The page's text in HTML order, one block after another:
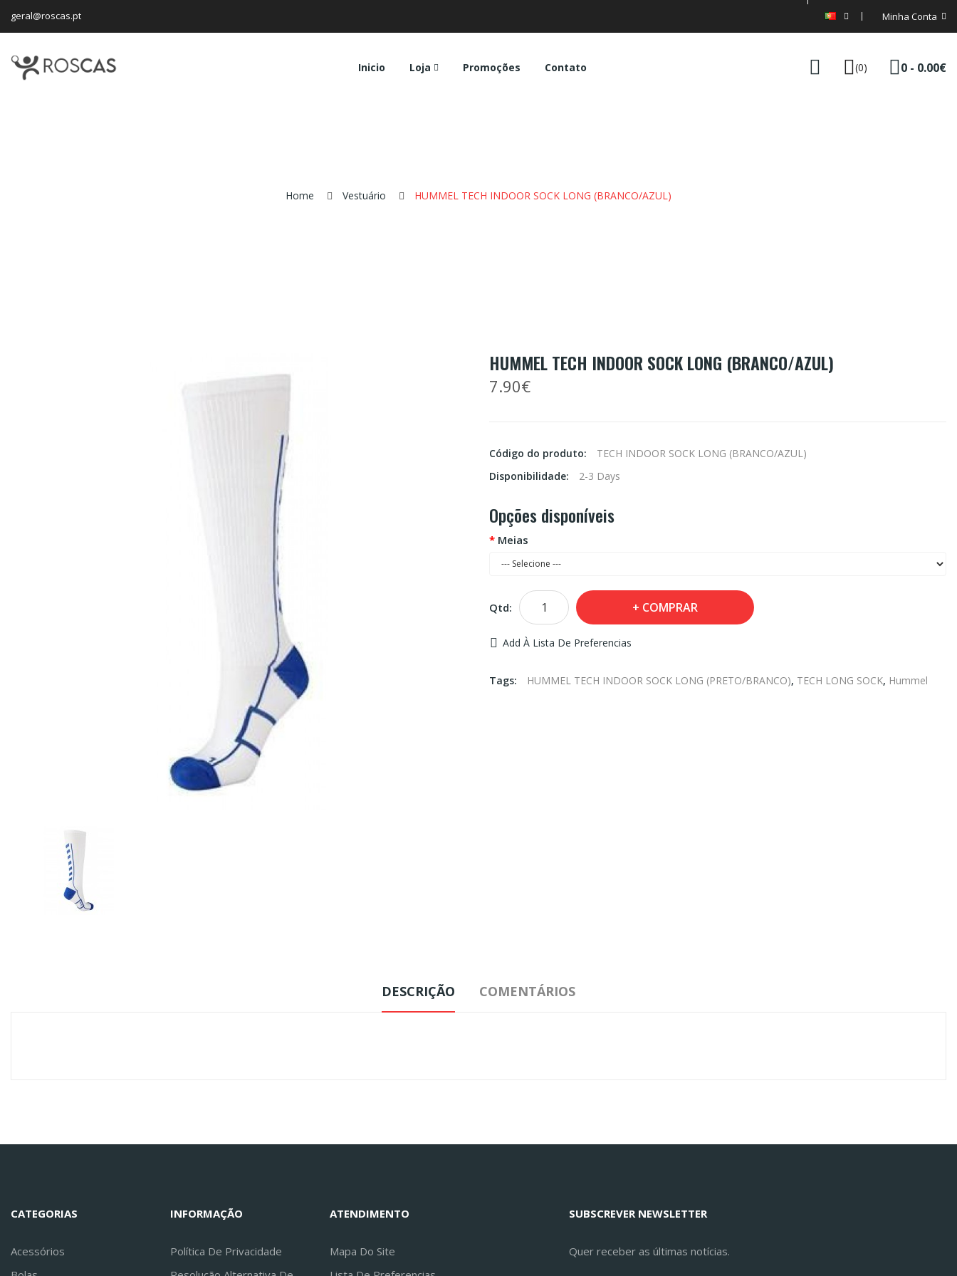
geral@roscas.pt Minha Conta
Inicio Loja Promoções Contato (0) 0 - 0.00€
Home Vestuário HUMMEL TECH INDOOR SOCK LONG (BRANCO/AZUL)
HUMMEL TECH INDOOR SOCK LONG (BRANCO/AZUL)
7.90€
Código do produto:
TECH INDOOR SOCK LONG (BRANCO/AZUL)
Disponibilidade:
2-3 Days
Opções disponíveis
Meias
Qtd: COMPRAR
Add À Lista De Preferencias
Tags: HUMMEL TECH INDOOR SOCK LONG (PRETO/BRANCO), TECH LONG SOCK, Hummel
DESCRIÇÃO COMENTÁRIOS
CATEGORIAS
Acessórios
INFORMAÇÃO
Política De Privacidade
ATENDIMENTO
Mapa Do Site
SUBSCREVER NEWSLETTER
Quer receber as últimas notícias.